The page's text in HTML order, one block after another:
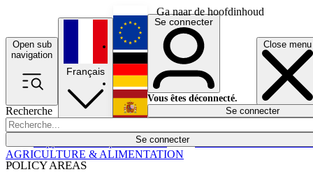
Ga naar de hoofdinhoud
Open sub
navigation
Close menu
Recherche
Se connecter
POLICY AREAS
Économie
Français
English
Deutsch
Español
Se connecter
Vous êtes déconnecté.
Se connecter
AGRICULTURE & ALIMENTATION